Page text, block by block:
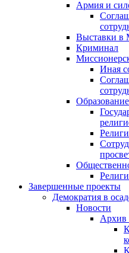
Армия и
Выставки в
Криминал
Иная
Завершенные проекты
Демократия в
Новости
Архив